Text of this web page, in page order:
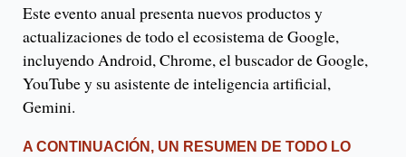
Este evento anual presenta nuevos productos y
actualizaciones de todo el ecosistema de Google,
incluyendo Android, Chrome, el buscador de Google,
YouTube y su asistente de inteligencia artificial,
Gemini.
A CONTINUACIÓN, UN RESUMEN DE TODO LO